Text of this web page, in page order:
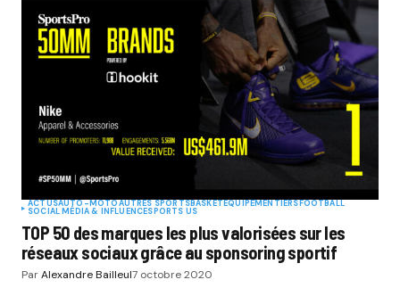
ACTUSAUTO-MOTOAUTRES SPORTSBASKET EQUIPEMENTIERS FOOTBALL
SOCIAL MÉDIA & INFLUENCESPORTS US
TOP 50 des marques les plus valorisées sur les
réseaux sociaux grâce au sponsoring sportif
ParAlexandre Bailleul7 octobre 2020